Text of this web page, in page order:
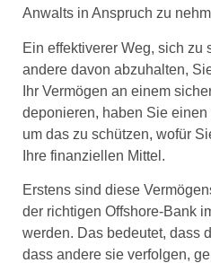
Anwalts in Anspruch zu
Ein effektiverer Weg, sich zu
andere davon abzuhalten,
Ihr Vermögen an einem
deponieren, haben Sie
um das zu schützen, wofür
Ihre finanziellen Mittel.
Erstens sind diese
der richtigen Offshore-Bank
werden. Das bedeutet, dass
dass andere sie verfolgen,